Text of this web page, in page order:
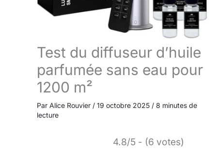
Test du diffuseur d’huile
parfumée sans eau pour
1200 m²
Par Alice Rouvier / 19 octobre 2025 / 8 minutes de
lecture
4.8/5 - (6 votes)